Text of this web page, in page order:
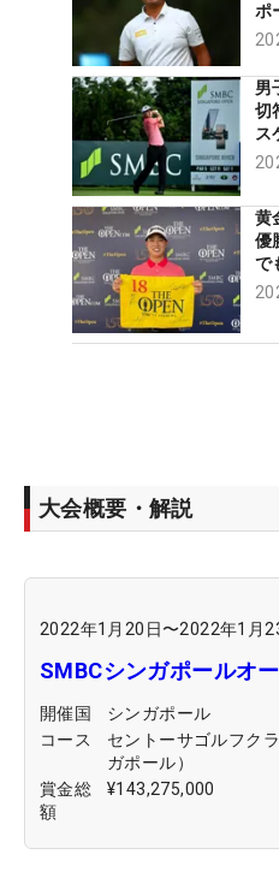
ポ
男
切
ス
黄
優
で
大会概要・解説
2022年1月20日〜2022年1月
SMBCシンガポールオ
開催国
シンガポール
コース
セントーサゴルフク
ガポール）
賞金総
額
¥143,275,000